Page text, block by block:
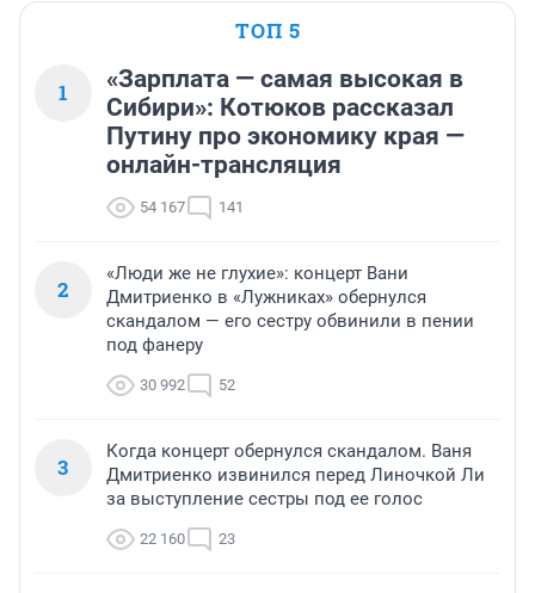
ТОП 5
1
«Зарплата — самая высокая в
Сибири»: Котюков рассказал
Путину про экономику края —
онлайн-трансляция
54 167 141
2
«Люди же не глухие»: концерт Вани
Дмитриенко в «Лужниках» обернулся
скандалом — его сестру обвинили в пении
под фанеру
30 992 52
3
Когда концерт обернулся скандалом. Ваня
Дмитриенко извинился перед Линочкой Ли
за выступление сестры под ее голос
22 160 23